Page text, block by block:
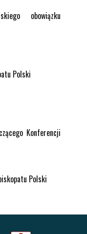
obowiązku
Polski
Konferencji
Polski